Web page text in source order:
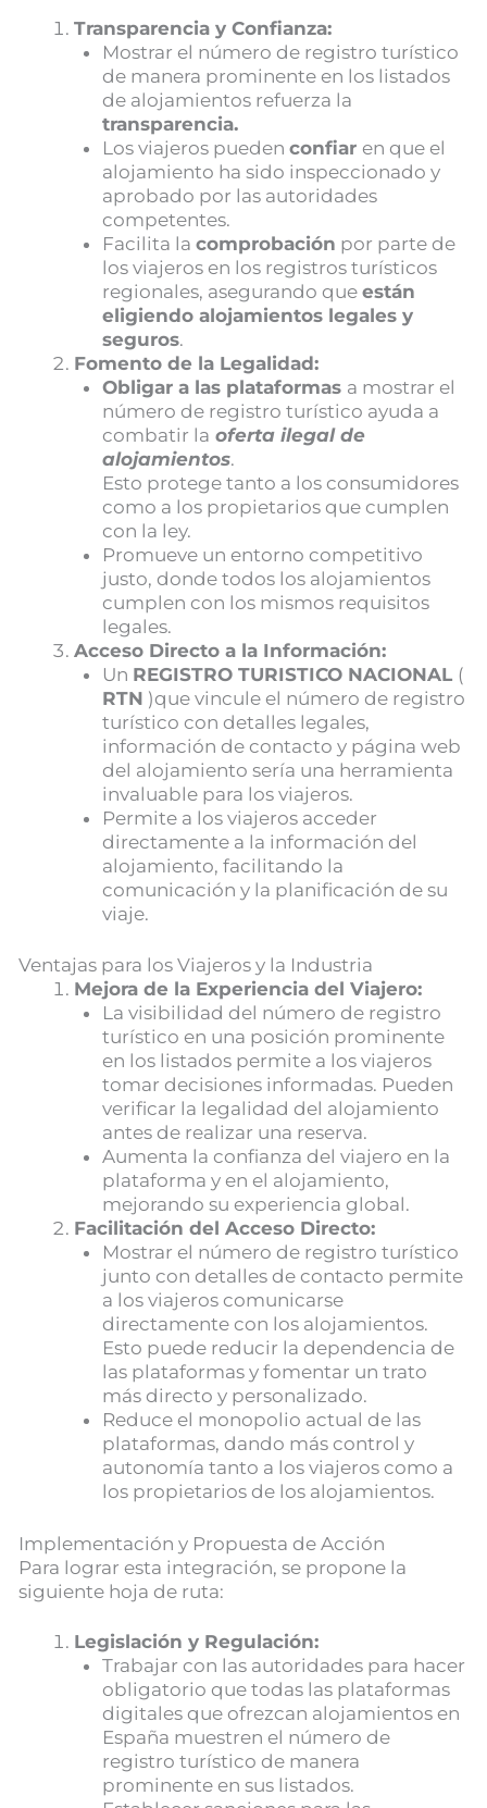
Transparencia y Confianza:
Mostrar el número de registro turístico
de manera prominente en los listados
de alojamientos refuerza la
transparencia.
Los viajeros pueden confiar en que el
alojamiento ha sido inspeccionado y
aprobado por las autoridades
competentes.
Facilita la comprobación por parte de
los viajeros en los registros turísticos
regionales, asegurando que están
eligiendo alojamientos legales y
seguros.
Fomento de la Legalidad:
Obligar a las plataformas a mostrar el
número de registro turístico ayuda a
combatir la oferta ilegal de
alojamientos.
Esto protege tanto a los consumidores
como a los propietarios que cumplen
con la ley.
Promueve un entorno competitivo
justo, donde todos los alojamientos
cumplen con los mismos requisitos
legales.
Acceso Directo a la Información:
Un REGISTRO TURISTICO NACIONAL (
RTN )que vincule el número de registro
turístico con detalles legales,
información de contacto y página web
del alojamiento sería una herramienta
invaluable para los viajeros.
Permite a los viajeros acceder
directamente a la información del
alojamiento, facilitando la
comunicación y la planificación de su
viaje.
Ventajas para los Viajeros y la Industria
Mejora de la Experiencia del Viajero:
La visibilidad del número de registro
turístico en una posición prominente
en los listados permite a los viajeros
tomar decisiones informadas. Pueden
verificar la legalidad del alojamiento
antes de realizar una reserva.
Aumenta la confianza del viajero en la
plataforma y en el alojamiento,
mejorando su experiencia global.
Facilitación del Acceso Directo:
Mostrar el número de registro turístico
junto con detalles de contacto permite
a los viajeros comunicarse
directamente con los alojamientos.
Esto puede reducir la dependencia de
las plataformas y fomentar un trato
más directo y personalizado.
Reduce el monopolio actual de las
plataformas, dando más control y
autonomía tanto a los viajeros como a
los propietarios de los alojamientos.
Implementación y Propuesta de Acción
Para lograr esta integración, se propone la
siguiente hoja de ruta:
Legislación y Regulación:
Trabajar con las autoridades para hacer
obligatorio que todas las plataformas
digitales que ofrezcan alojamientos en
España muestren el número de
registro turístico de manera
prominente en sus listados.